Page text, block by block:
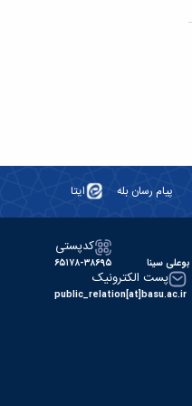
پیام رسان بله ایتا
سینا
کدپستی
۶۵۱۷۸-۳۸۶۹۵
پست الکترونیک
public_relation[at]basu.ac.ir